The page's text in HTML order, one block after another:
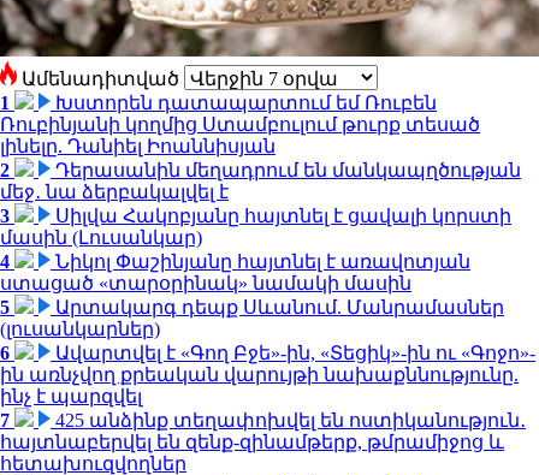
Ամենադիտված
1
Խստորեն դատապարտում եմ Ռուբեն
Ռուբինյանի կողմից Ստամբուլում թուրք տեսած
լինելը. Դանիել Իոաննիսյան
2
Դերասանին մեղադրում են մանկապղծության
մեջ․ նա ձերբակալվել է
3
Սիլվա Հակոբյանը հայտնել է ցավալի կորստի
մասին (Լուսանկար)
4
Նիկոլ Փաշինյանը հայտնել է առավոտյան
ստացած «տարօրինակ» նամակի մասին
5
Արտակարգ դեպք Սևանում. Մանրամասներ
(լուսանկարներ)
6
Ավարտվել է «Գող Բջե»-ին, «Տեցիկ»-ին ու «Գոջո»-
ին առնչվող քրեական վարույթի նախաքննությունը.
ինչ է պարզվել
7
425 անձինք տեղափոխվել են ոստիկանություն․
հայտնաբերվել են զենք-զինամթերք, թմրամիջոց և
հետախուզվողներ